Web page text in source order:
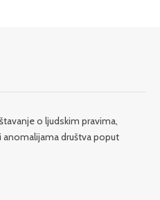
o ljudskim pravima,
anomalijama društva poput